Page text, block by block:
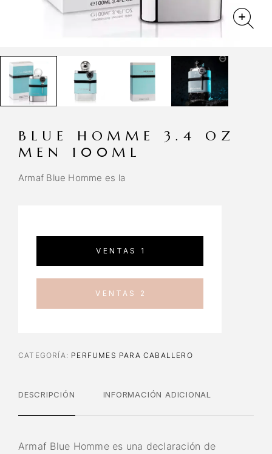
BLUE HOMME 3.4 OZ
MEN 100ML
Armaf Blue Homme es la
VENTAS 1
VENTAS 2
CATEGORÍA: PERFUMES PARA CABALLERO
DESCRIPCIÓN INFORMACIÓN ADICIONAL
Armaf Blue Homme es una declaración de